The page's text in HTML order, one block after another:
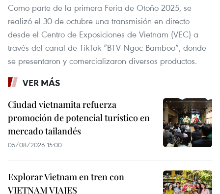
Como parte de la primera Feria de Otoño 2025, se
realizó el 30 de octubre una transmisión en directo
desde el Centro de Exposiciones de Vietnam (VEC) a
través del canal de TikTok “BTV Ngoc Bamboo”, donde
se presentaron y comercializaron diversos productos.
VER MÁS
Ciudad vietnamita refuerza
promoción de potencial turístico en
mercado tailandés
05/08/2026 15:00
Explorar Vietnam en tren con
VIETNAM VIAJES